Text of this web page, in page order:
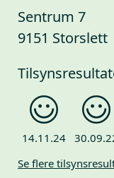
Sentrum 7
9151 Storslett
14.11.24
Se flere